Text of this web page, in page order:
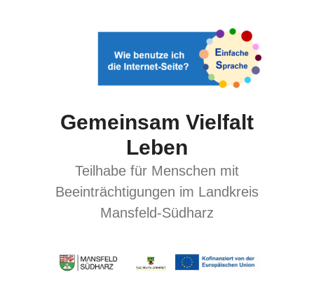
Gemeinsam Vielfalt
Leben
Teilhabe für Menschen mit
Beeinträchtigungen im Landkreis
Mansfeld-Südharz